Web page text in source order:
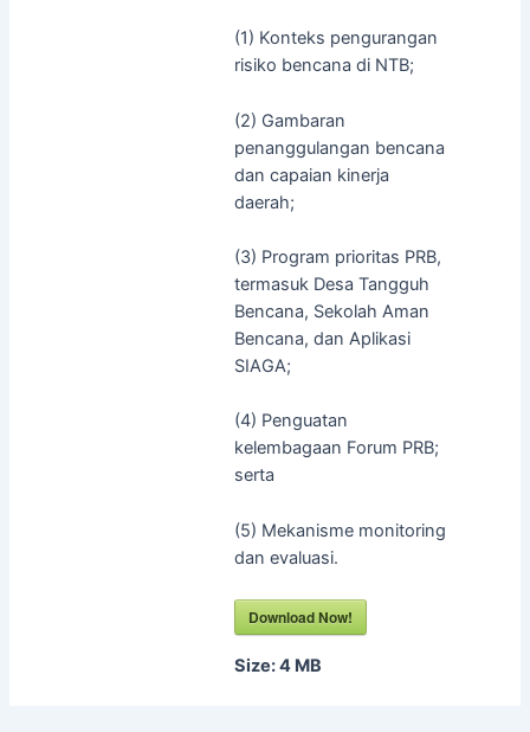
(1) Konteks pengurangan
risiko bencana di NTB;
(2) Gambaran
penanggulangan bencana
dan capaian kinerja
daerah;
(3) Program prioritas PRB,
termasuk Desa Tangguh
Bencana, Sekolah Aman
Bencana, dan Aplikasi
SIAGA;
(4) Penguatan
kelembagaan Forum PRB;
serta
(5) Mekanisme monitoring
dan evaluasi.
Download Now!
Size:4 MB